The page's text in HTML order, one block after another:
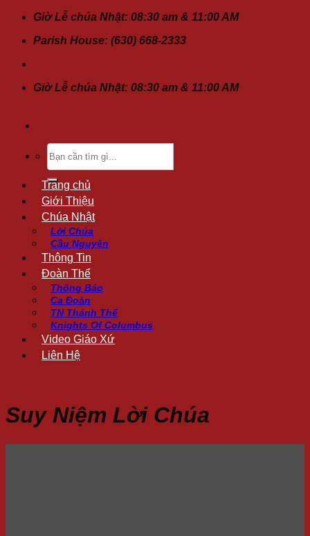
ChuyểnGiờ Lễ chúa Nhật: 08:30 am & 11:00 AM
Parish House: (630) 668-2333
Giờ Lễ chúa Nhật: 08:30 am & 11:00 AM
Tìm
kiếm:
Trang chủ
Giới Thiệu
Chúa Nhật
Lời Chúa
Cầu Nguyện
Thông Tin
Đoàn Thể
Thông Báo
Ca Đoàn
TN Thánh Thể
Knights Of Columbus
Video Giáo Xứ
Liên Hệ
Suy Niệm Lời Chúa